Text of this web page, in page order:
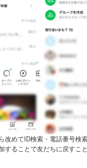
改めてID検索・電話番号検
することで友だちに戻すこ